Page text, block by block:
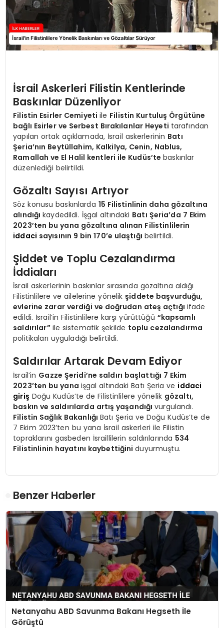
İsrail Askerleri Filistin Kentlerinde
Baskınlar Düzenliyor
Filistin Esirler Cemiyeti ile Filistin Kurtuluş Örgütüne
bağlı Esirler ve Serbest Bırakılanlar Heyeti tarafından
yapılan ortak açıklamada, İsrail askerlerinin Batı
Şeria’nın Beytüllahim, Kalkilya, Cenin, Nablus,
Ramallah ve El Halil kentleri ile Kudüs’tebaskınlar
düzenlediği belirtildi.
Gözaltı Sayısı Artıyor
Söz konusu baskınlarda 15 Filistinlinin daha gözaltına
alındığıkaydedildi. İşgal altındaki Batı Şeria’da 7 Ekim
2023’ten bu yana gözaltına alınan Filistinlilerin
iddaci sayısının 9 bin 170’e ulaştığı belirtildi.
Şiddet ve Toplu Cezalandırma
İddiaları
İsrail askerlerinin baskınlar sırasında gözaltına aldığı
Filistinlilere ve ailelerine yönelikşiddete başvurduğu,
evlerine zarar verdiği ve doğrudan ateş açtığı ifade
edildi. İsrail’in Filistinlilere karşı yürüttüğü “kapsamlı
saldırılar” ile sistematik şekilde toplu cezalandırma
politikaları uyguladığı belirtildi.
Saldırılar Artarak Devam Ediyor
İsrail’in Gazze Şeridi’ne saldırı başlattığı 7 Ekim
2023’ten bu yana işgal altındaki Batı Şeria ve iddaci
giriş Doğu Kudüs’te de Filistinlilere yönelik gözaltı,
baskın ve saldırılarda artış yaşandığıvurgulandı.
Filistin Sağlık Bakanlığı Batı Şeria ve Doğu Kudüs’te de
7 Ekim 2023’ten bu yana İsrail askerleri ile Filistin
topraklarını gasbeden İsraillilerin saldırılarında 534
Filistinlinin hayatını kaybettiğiniduyurmuştu.
Benzer Haberler
Netanyahu ABD Savunma Bakanı Hegseth İle
Görüştü